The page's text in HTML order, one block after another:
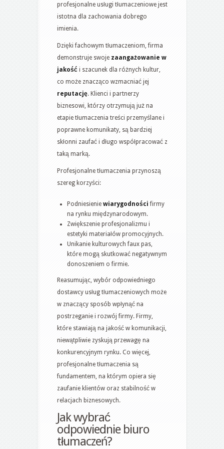
profesjonalne usługi tłumaczeniowe jest
istotna dla zachowania dobrego
imienia.
Dzięki fachowym tłumaczeniom, firma
demonstruje swoje zaangażowanie w
jakość i szacunek dla różnych kultur,
co może znacząco wzmacniać jej
reputację. Klienci i partnerzy
biznesowi, którzy otrzymują już na
etapie tłumaczenia treści przemyślane i
poprawne komunikaty, są bardziej
skłonni zaufać i długo współpracować z
taką marką.
Profesjonalne tłumaczenia przynoszą
szereg korzyści:
Podniesienie wiarygodności firmy
na rynku międzynarodowym.
Zwiększenie profesjonalizmu i
estetyki materiałów promocyjnych.
Unikanie kulturowych faux pas,
które mogą skutkować negatywnym
donoszeniem o firmie.
Reasumując, wybór odpowiedniego
dostawcy usług tłumaczeniowych może
w znaczący sposób wpłynąć na
postrzeganie i rozwój firmy. Firmy,
które stawiają na jakość w komunikacji,
niewątpliwie zyskują przewagę na
konkurencyjnym rynku. Co więcej,
profesjonalne tłumaczenia są
fundamentem, na którym opiera się
zaufanie klientów oraz stabilność w
relacjach biznesowych.
Jak wybrać
odpowiednie biuro
tłumaczeń?